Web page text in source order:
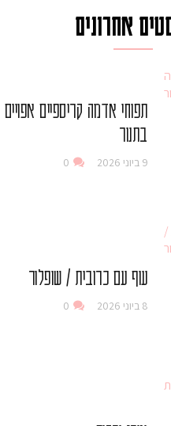
אחרונים
תפוחי אדמה קריספיים אפויים
בתנור
9 ביוני 2026 0
עוף עם כרובית / שופלור
8 ביוני 2026 0